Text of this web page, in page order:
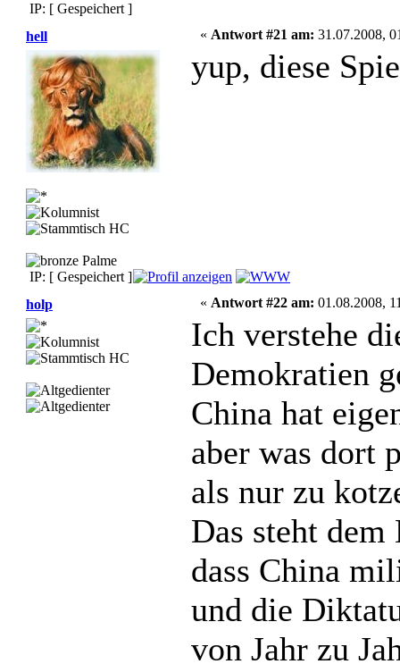
IP: [ Gespeichert ]
hell
« Antwort #21 am: 31.07.2008,
yup, diese
IP: [ Gespeichert ]
holp
« Antwort #22 am: 01.08.2008,
Ich verstehe
Demokratien
China hat
aber was dort
als nur zu
Das steht
dass China
und die
von Jahr zu